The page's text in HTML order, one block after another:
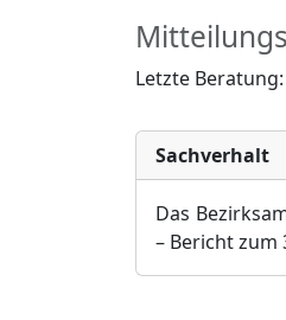
Letzte
Sachverhalt
Das
– Bericht zum